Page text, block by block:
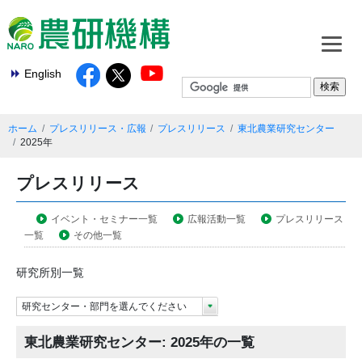
English
ホーム プレスリリース・広報 プレスリリース
東北農業研究センター
2025年
プレスリリース
イベント・セミナー一覧 広報活動一覧
プレスリリース
一覧
その他一覧
研究所別一覧
研究センター・部門を選んでください
東北農業研究センター: 2025年の一覧